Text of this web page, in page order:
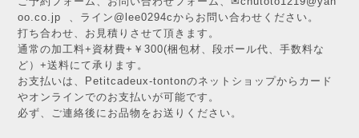
oo.co.jp 、ライン@lee0294cからお問い合わせください。
打ち合わせ、お見積りさせて頂きます。
通常の加工料+資材費+￥300(梱包材、段ボール代、手数料な
ど）+送料にて承ります。
お支払いは、Petitcadeux-tontonのネットショップからカード
やオンラインでのお支払いが可能です。
必ず、ご連絡後にお品物をお送りください。